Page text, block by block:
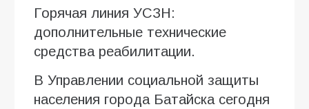
Горячая линия УСЗН:
дополнительные технические
средства реабилитации.
В Управлении социальной защиты
населения города Батайска сегодня